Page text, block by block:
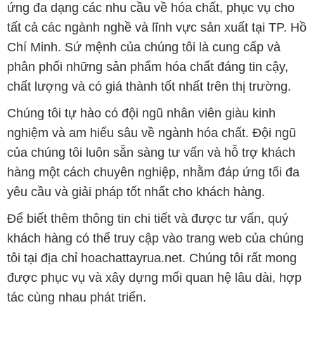
ứng đa dạng các nhu cầu về hóa chất, phục vụ cho
tất cả các ngành nghề và lĩnh vực sản xuất tại TP. Hồ
Chí Minh. Sứ mệnh của chúng tôi là cung cấp và
phân phối những sản phẩm hóa chất đáng tin cậy,
chất lượng và có giá thành tốt nhất trên thị trường.
Chúng tôi tự hào có đội ngũ nhân viên giàu kinh
nghiệm và am hiểu sâu về ngành hóa chất. Đội ngũ
của chúng tôi luôn sẵn sàng tư vấn và hỗ trợ khách
hàng một cách chuyên nghiệp, nhằm đáp ứng tối đa
yêu cầu và giải pháp tốt nhất cho khách hàng.
Để biết thêm thông tin chi tiết và được tư vấn, quý
khách hàng có thể truy cập vào trang web của chúng
tôi tại địa chỉ hoachattayrua.net. Chúng tôi rất mong
được phục vụ và xây dựng mối quan hệ lâu dài, hợp
tác cùng nhau phát triển.